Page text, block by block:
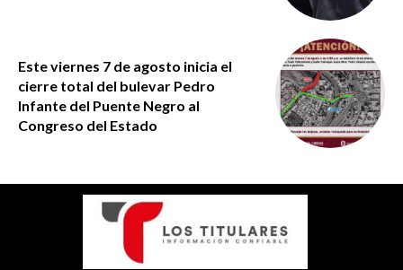
Este viernes 7 de agosto inicia el
cierre total del bulevar Pedro
Infante del Puente Negro al
Congreso del Estado